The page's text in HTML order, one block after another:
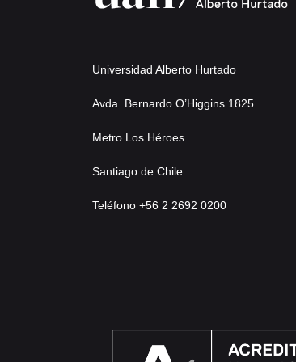
Universidad Alberto Hurtado
Avda. Bernardo O’Higgins 1825
Metro Los Héroes
Santiago de Chile
Teléfono +56 2 2692 0200